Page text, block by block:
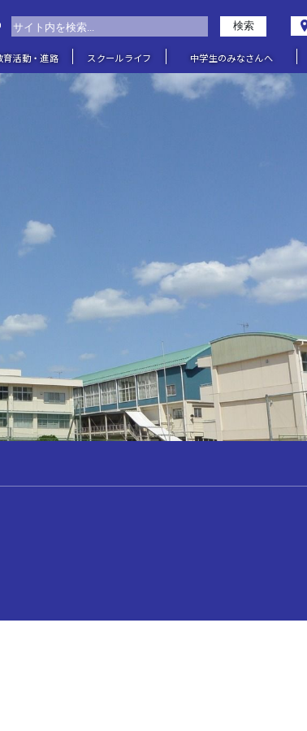
検索
育活動・進路 スクールライフ 中学生のみなさんへ